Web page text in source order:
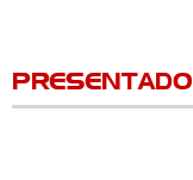
PRESENTADO